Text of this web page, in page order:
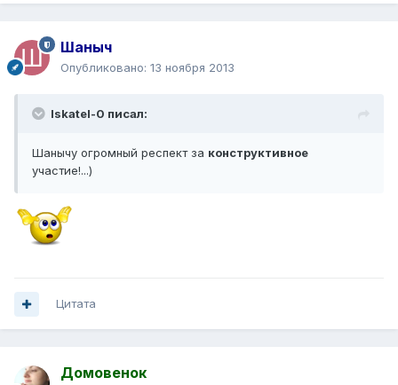
Шаныч
Опубликовано: 13 ноября 2013
Iskatel-0 писал:
Шанычу огромный респект за конструктивное
участие!...)
Цитата
Домовенок